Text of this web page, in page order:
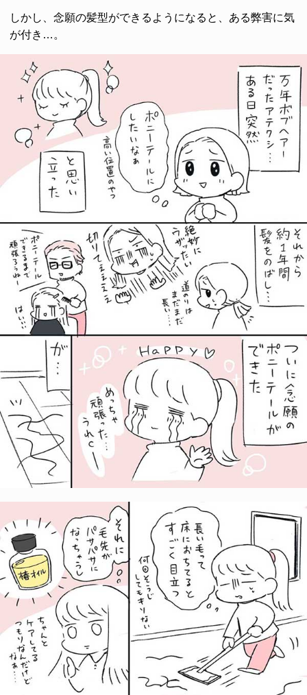
しかし、念願の髪型ができるようになると、ある弊害に気
が付き…。